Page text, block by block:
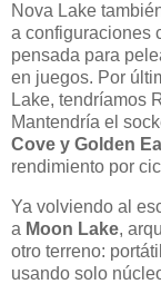
Nova Lake
a configuraciones
pensada para
en juegos. Por
Lake, tendríamos
Mantendría el
Cove y Golden
rendimiento por
Ya volviendo al
a Moon Lake,
otro terreno:
usando solo